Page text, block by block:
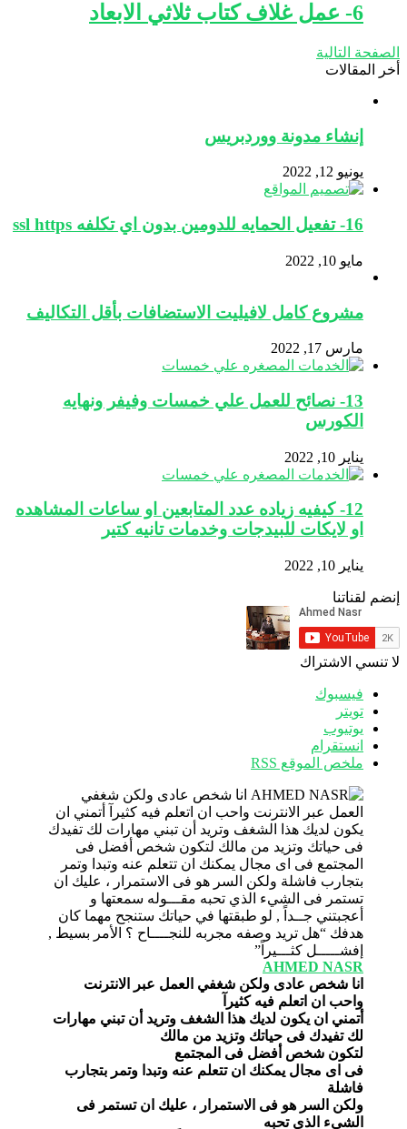
6- عمل غلاف كتاب ثلاثي الابعاد
الصفحة التالية
أخر المقالات
إنشاء مدونة ووردبريس
يونيو 12, 2022
16- تفعيل الحمايه للدومين بدون اي تكلفه ssl https
مايو 10, 2022
مشروع كامل لافيليت الاستضافات بأقل التكاليف
مارس 17, 2022
13- نصائح للعمل علي خمسات وفيفر ونهايه
الكورس
يناير 10, 2022
12- كيفيه زياده عدد المتابعين او ساعات المشاهده
او لايكات للبيدجات وخدمات تانيه كتير
يناير 10, 2022
إنضم لقناتنا
لا تنسي الاشتراك
فيسبوك
تويتر
يوتيوب
انستقرام
ملخص الموقع RSS
AHMED NASR
انا شخص عادى ولكن شغفي العمل عبر الانترنت
واحب ان اتعلم فيه كثيرآ
أتمني ان يكون لديك هذا الشغف وتريد أن تبني مهارات
لك تفيدك فى حياتك وتزيد من مالك
لتكون شخص أفضل فى المجتمع
فى اى مجال يمكنك ان تتعلم عنه وتبدا وتمر بتجارب
فاشلة
ولكن السر هو فى الاستمرار ، عليك ان تستمر فى
الشيء الذي تحبه